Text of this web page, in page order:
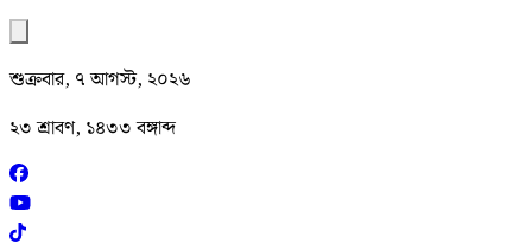
শুক্রবার, ৭ আগস্ট, ২০২৬
২৩ শ্রাবণ, ১৪৩৩ বঙ্গাব্দ